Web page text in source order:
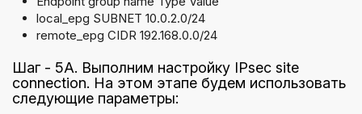
local_epg SUBNET 10.0.2.0/24
remote_epg CIDR 192.168.0.0/24
Шаг - 5A. Выполним настройку IPsec site
connection. На этом этапе будем использовать
следующие параметры: